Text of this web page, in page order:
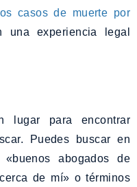
casos de muerte por
una experiencia legal
lugar para encontrar
Puedes buscar en
abogados de
de mí» o términos